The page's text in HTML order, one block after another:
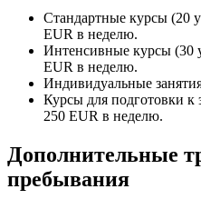
Стандартные курсы (20
EUR в неделю.
Интенсивные курсы (30
EUR в неделю.
Индивидуальные
Курсы для подготовки
250 EUR в неделю.
Дополнительные
пребывания